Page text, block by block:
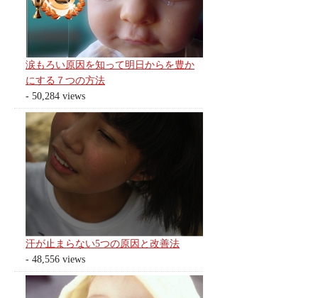
涙もろい原因を知って明日からを豊か
にする７つの方法
- 50,284 views
汗が止まらない5つの原因と改善法
- 48,556 views